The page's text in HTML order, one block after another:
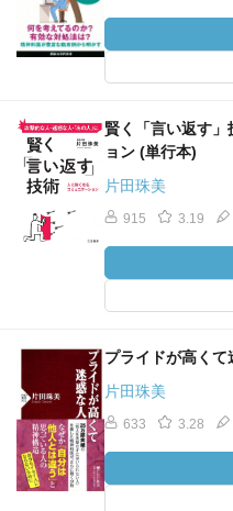
賢く「言い返す
ョン (単行本)
片田珠美
915 3.19
プライドが高く
片田珠美
633 3.28